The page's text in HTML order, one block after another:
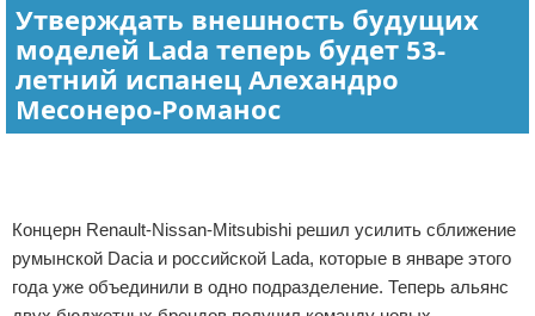
Утверждать внешность будущих
моделей Lada теперь будет 53-
летний испанец Алехандро
Месонеро-Романос
Концерн Renault-Nissan-Mitsubishi решил усилить сближение
румынской Dacia и российской Lada, которые в январе этого
года уже объединили в одно подразделение. Теперь альянс